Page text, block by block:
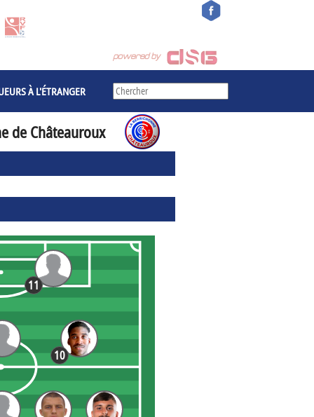
À L'ÉTRANGER
de Châteauroux
10
11